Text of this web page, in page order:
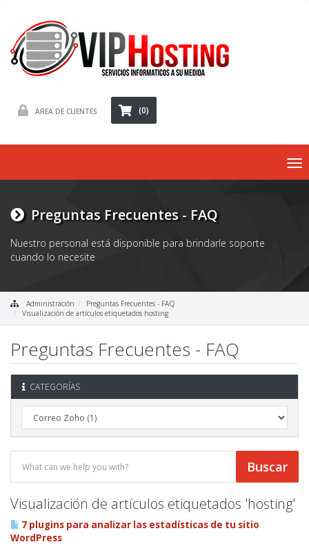
AREA DE CLIENTES (0)
Preguntas Frecuentes - FAQ
Nuestro personal está disponible para brindarle soporte
cuando lo necesite
Administración
Preguntas Frecuentes - FAQ
Visualización de artículos etiquetados hosting
Preguntas Frecuentes - FAQ
CATEGORÍAS
Visualización de artículos etiquetados 'hosting'
7 plugins para analizar las estadísticas de tu sitio
WordPress